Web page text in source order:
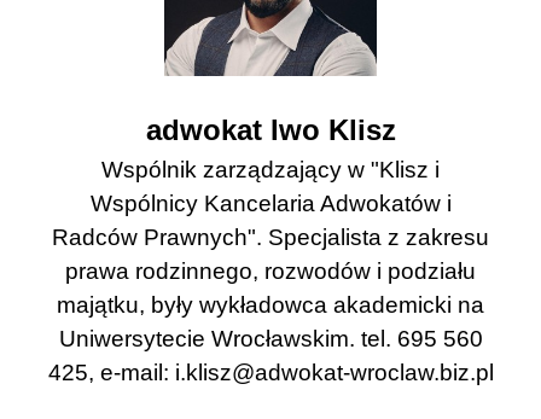
adwokat Iwo Klisz
Wspólnik zarządzający w "Klisz i
Wspólnicy Kancelaria Adwokatów i
Radców Prawnych". Specjalista z zakresu
prawa rodzinnego, rozwodów i podziału
majątku, były wykładowca akademicki na
Uniwersytecie Wrocławskim. tel. 695 560
425, e-mail: i.klisz@adwokat-wroclaw.biz.pl